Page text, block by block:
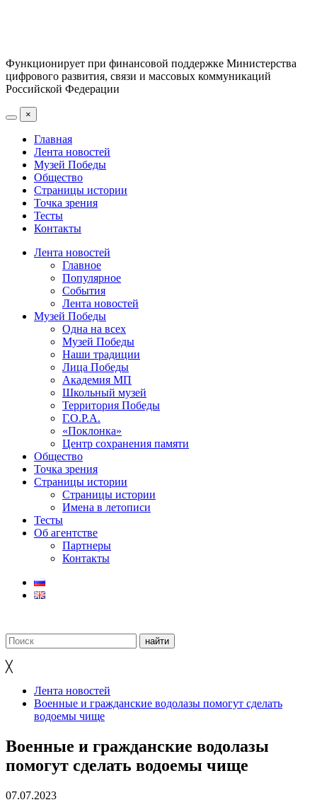
Функционирует при финансовой поддержке Министерства
цифрового развития, связи и массовых коммуникаций
Российской Федерации
×
Главная
Лента новостей
Музей Победы
Общество
Страницы истории
Точка зрения
Тесты
Контакты
Лента новостей
Главное
Популярное
События
Лента новостей
Музей Победы
Одна на всех
Музей Победы
Наши традиции
Лица Победы
Академия МП
Школьный музей
Территория Победы
Г.О.Р.А.
«Поклонка»
Центр сохранения памяти
Общество
Точка зрения
Страницы истории
Страницы истории
Имена в летописи
Тесты
Об агентстве
Партнеры
Контакты
╳
Лента новостей
Военные и гражданские водолазы помогут сделать
водоемы чище
Военные и гражданские водолазы
помогут сделать водоемы чище
07.07.2023